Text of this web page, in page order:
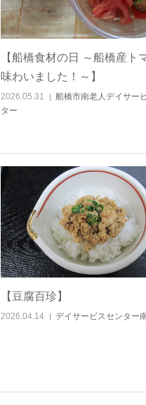
【船橋食材の日 ～船橋産ト
味わいました！～】
2026.05.31
船橋市南老人デイサー
ター
【豆腐百珍】
2026.04.14 デイサービスセンター